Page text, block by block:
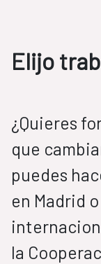
Elijo
¿Quieres
que
puedes
en Madrid
la